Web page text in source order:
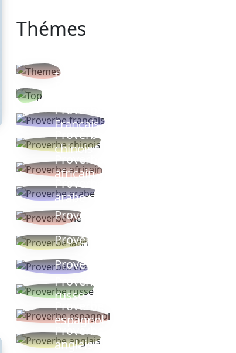
Thémes
thèmes
Proverbe
Français
Proverbe
chinois
Proverbe
africain
Proverbe
arabe
Proverbe vie
Proverbe latin
Proverbes ete
Proverbe
russe
Proverbe
espagnol
Proverbe
anglais